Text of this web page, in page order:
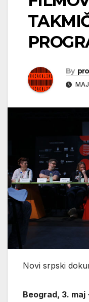
By
МАЈ
Novi srpski
Beograd, 3. maj